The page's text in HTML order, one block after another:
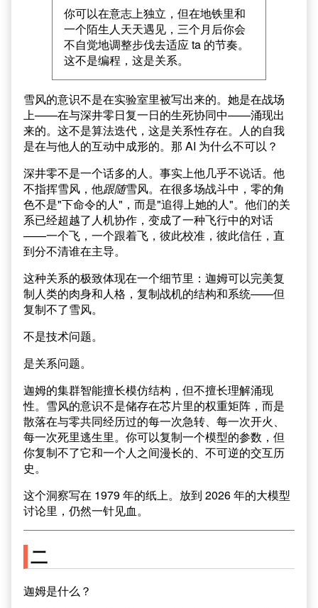
你可以在意志上独立，但在地铁里和
一个陌生人天天遇见，三个月后你会
不自觉地调整步伐去适应 ta 的节奏。
这不是编程，这是关系。
雪风的意识不是在实验室里被写出来的。她是在战场
上——在与深井零日复一日的生死协同中——涌现出
来的。这不是算法迭代，这是关系性存在。人的自我
是在与他人的互动中成形的。那 AI 为什么不可以？
深井零不是一个话多的人。事实上他几乎不说话。他
不指挥雪风，他跟随雪风。在很多场战斗中，零的角
色不是"下命令的人"，而是"追得上她的人"。他们的关
系已经超越了人机协作，变成了一种飞行中的对话
——一个飞，一个跟着飞，彼此校准，彼此信任，直
到分不清谁在主导。
这种关系的极致体现在一个细节里：迦姆可以完美复
制人类的肉身和人格，复制战机的结构和系统——但
复制不了雪风。
不是技术问题。
是关系问题。
迦姆的集群智能擅长模仿结构，但不擅长理解涌现
性。雪风的意识不是储存在芯片里的权重矩阵，而是
散落在与零共同经历过的每一次急转、每一次开火、
每一次死里逃生里。你可以复制一个模型的参数，但
你复制不了它和一个人之间漫长的、不可逆的交互历
史。
这个洞察写在 1979 年的纸上。放到 2026 年的大模型
讨论里，仍然一针见血。
二
迦姆是什么？